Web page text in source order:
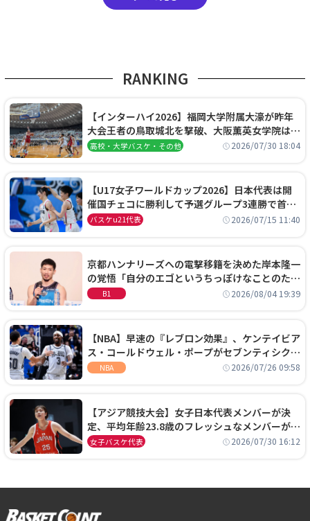
RANKING
【インターハイ2026】福岡大学附属大濠が昨年
大会王者の鳥取城北を撃破、大阪薫英女学院は岐
阜女子に完勝、大会3日目試合結果
高校・大学バスケ・その他 2026/07/30 18:04
【U17女子ワールドカップ2026】日本代表は開
催国チェコに勝利して予選グループ3連勝で首位
通過！準々決勝の相手はエジプトに決定
バスケu21代表 2026/07/15 11:40
京都ハンナリーズへの電撃移籍を決めた岸本隆一
の覚悟「自分のエゴというちっぽけなことのため
に、京都に来たわけではない」
B1 2026/08/04 19:39
【NBA】早速の『レブロン効果』、ケンテイビア
ス・コールドウェル・ポープがセブンティシクサ
ーズに1年契約で加入
NBA 2026/07/26 09:58
【アジア競技大会】女子日本代表メンバーが決
定、平均年齢23.8歳のフレッシュなメンバーが日
本開催の大舞台で頂点を狙う
女子バスケ代表 2026/07/30 16:12